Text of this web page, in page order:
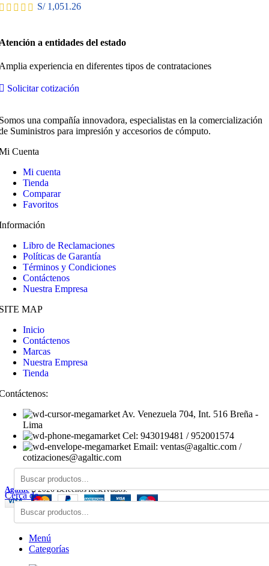
S/1,051.26
a entidades del estado
experiencia en diferentes tipos de contrataciones
Solicitar cotización
una compañía innovadora, especialistas en la comercialización
Suministros para impresión y accesorios de cómputo.
Cuenta
Mi cuenta
Tienda
Comparar
Favoritos
Libro de Reclamaciones
Políticas de Garantía
Términos y Condiciones
Contáctenos
Nuestra Empresa
MAP
Inicio
Contáctenos
Marcas
Nuestra Empresa
Tienda
Av. Venezuela 704, Int. 516 Breña -
Lima
Cel: 943019481 / 952001574
Email: ventas@agaltic.com /
cotizaciones@agaltic.com
Agaltic 2026 Derechos Reservados.
Cerca de
Menú
Categorías